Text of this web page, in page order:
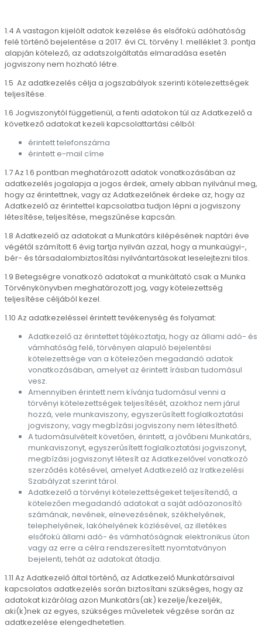
1.4 A vastagon kijelölt adatok kezelése és elsőfokú adóhatóság
felé történő bejelentése a 2017. évi CL. törvény 1. melléklet 3. pontja
alapján kötelező, az adatszolgáltatás elmaradása esetén
jogviszony nem hozható létre.
1.5 Az adatkezelés célja a jogszabályok szerinti kötelezettségek
teljesítése.
1.6 Jogviszonytól függetlenül, a fenti adatokon túl az Adatkezelő a
következő adatokat kezeli kapcsolattartási célból:
érintett telefonszáma
érintett e-mail címe
1.7 Az 1.6 pontban meghatározott adatok vonatkozásában az
adatkezelés jogalapja a jogos érdek, amely abban nyilvánul meg,
hogy az érintettnek, vagy az Adatkezelőnek érdeke az, hogy az
Adatkezelő az érintettel kapcsolatba tudjon lépni a jogviszony
létesítése, teljesítése, megszűnése kapcsán.
1.8 Adatkezelő az adatokat a Munkatárs kilépésének naptári éve
végétől számított 6 évig tartja nyilván azzal, hogy a munkaügyi-,
bér- és társadalombiztosítási nyilvántartásokat leselejtezni tilos.
1.9 Betegségre vonatkozó adatokat a munkáltató csak a Munka
Törvénykönyvben meghatározott jog, vagy kötelezettség
teljesítése céljából kezel.
1.10 Az adatkezeléssel érintett tevékenység és folyamat:
Adatkezelő az érintettet tájékoztatja, hogy az állami adó- és
vámhatóság felé, törvényen alapuló bejelentési
kötelezettsége van a kötelezően megadandó adatok
vonatkozásában, amelyet az érintett írásban tudomásul
vesz.
Amennyiben érintett nem kívánja tudomásul venni a
törvényi kötelezettségek teljesítését, azokhoz nem járul
hozzá, vele munkaviszony, egyszerűsített foglalkoztatási
jogviszony, vagy megbízási jogviszony nem létesíthető.
A tudomásulvételt követően, érintett, a jövőbeni Munkatárs,
munkaviszonyt, egyszerűsített foglalkoztatási jogviszonyt,
megbízási jogviszonyt létesít az Adatkezelővel vonatkozó
szerződés kötésével, amelyet Adatkezelő az Iratkezelési
Szabályzat szerint tárol.
Adatkezelő a törvényi kötelezettségeket teljesítendő, a
kötelezően megadandó adatokat a saját adóazonosító
számának, nevének, elnevezésének, székhelyének,
telephelyének, lakóhelyének közlésével, az illetékes
elsőfokú állami adó- és vámhatóságnak elektronikus úton
vagy az erre a célra rendszeresített nyomtatványon
bejelenti, tehát az adatokat átadja.
1.11 Az Adatkezelő által történő, az Adatkezelő Munkatársaival
kapcsolatos adatkezelés során biztosítani szükséges, hogy az
adatokat kizárólag azon Munkatárs(ak) kezelje/kezeljék,
aki(k)nek az egyes, szükséges műveletek végzése során az
adatkezelése elengedhetetlen.